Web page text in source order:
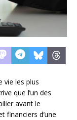
vie les plus
que l’un des
avant le
financiers d’une